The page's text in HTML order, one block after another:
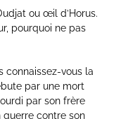
ou œil d’Horus.
pourquoi ne pas
connaissez-vous la
par une mort
par son frère
guerre contre son